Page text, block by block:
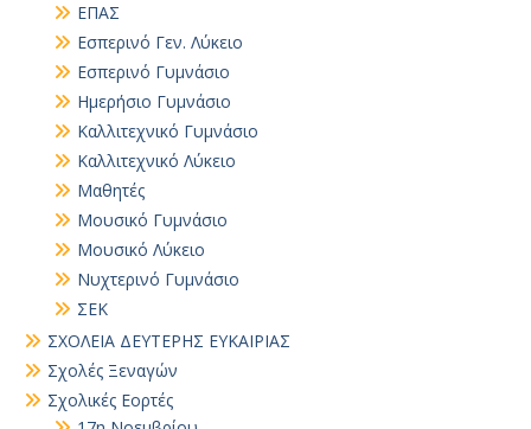
ΕΠΑΣ
Εσπερινό Γεν. Λύκειο
Εσπερινό Γυμνάσιο
Ημερήσιο Γυμνάσιο
Καλλιτεχνικό Γυμνάσιο
Καλλιτεχνικό Λύκειο
Μαθητές
Μουσικό Γυμνάσιο
Μουσικό Λύκειο
Νυχτερινό Γυμνάσιο
ΣΕΚ
ΣΧΟΛΕΙΑ ΔΕΥΤΕΡΗΣ ΕΥΚΑΙΡΙΑΣ
Σχολές Ξεναγών
Σχολικές Εορτές